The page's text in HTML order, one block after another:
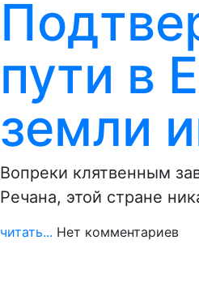
пути в
земли
Вопреки клятвенным
Речана, этой стране
читать... Нет комментариев